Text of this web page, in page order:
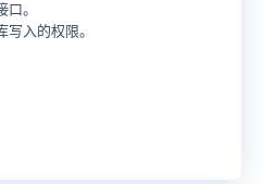
。
入的权限。